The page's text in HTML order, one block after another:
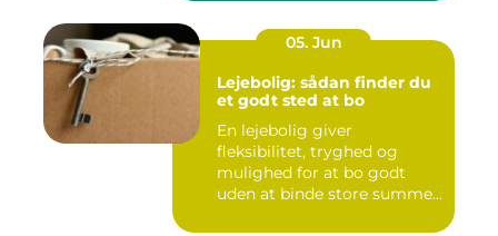
05. Jun
Lejebolig: sådan finder du
et godt sted at bo
En lejebolig giver
fleksibilitet, tryghed og
mulighed for at bo godt
uden at binde store summer